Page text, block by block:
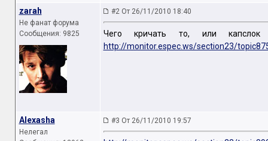
zarah
Не фанат форума
Сообщения: 9825
#2 От 26/11/2010 18:40
Чего кричать то, или
http://monitor.espec.ws/section23/
Alexasha
Нелегал
#3 От 26/11/2010 19:57